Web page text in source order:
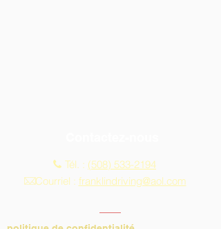
Tél. : (508) 533-2194
Courriel : franklindriving@aol.com